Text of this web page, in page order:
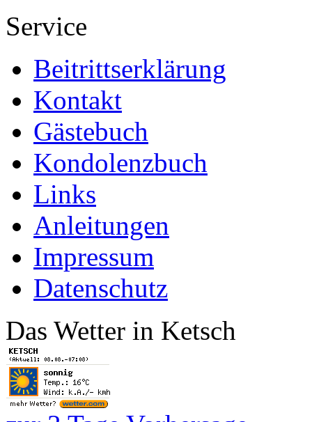
Service
Beitrittserklärung
Kontakt
Gästebuch
Kondolenzbuch
Links
Anleitungen
Impressum
Datenschutz
Das Wetter in Ketsch